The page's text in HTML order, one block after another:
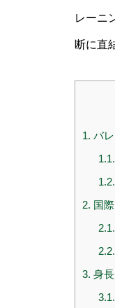
レーニ
断に直
1. バ
1.1.
1.2.
2. 国
2.1.
2.2.
3. 身
3.1.